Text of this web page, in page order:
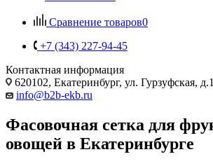
Сравнение товаров0
+7 (343) 227-94-45
Контактная информация
620102, Екатеринбург, ул. Гурзуфская,
info@b2b-ekb.ru
Фасовочная сетка для
овощей в Екатеринбурге